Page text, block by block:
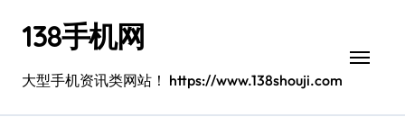
138手机网
大型手机资讯类网站！ https://www.138shouji.com